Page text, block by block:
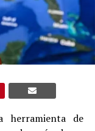
herramienta de